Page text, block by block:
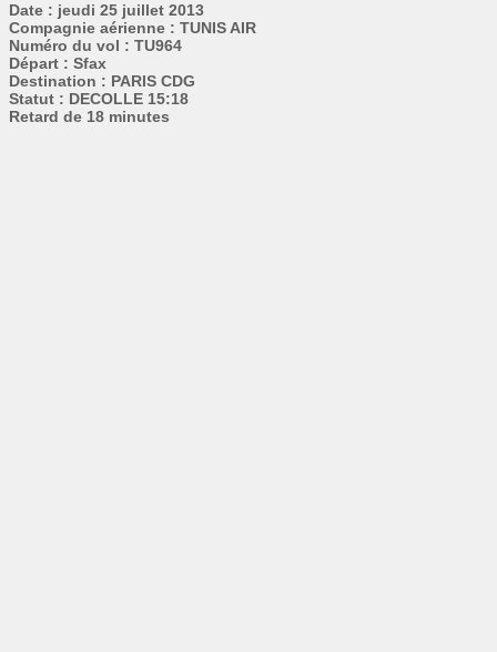
Date : jeudi 25 juillet 2013
Compagnie aérienne : TUNIS AIR
Numéro du vol : TU964
Départ : Sfax
Destination : PARIS CDG
Statut : DECOLLE 15:18
Retard de 18 minutes